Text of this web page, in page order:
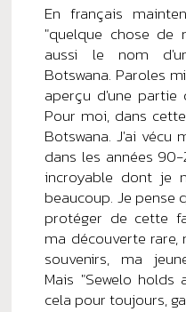
En français
"quelque chose de
aussi le nom
Botswana. Paroles
aperçu d'une partie
Pour moi, dans
Botswana. J'ai vécu
dans les années
incroyable dont je
beaucoup. Je pense
protéger de cette
ma découverte
souvenirs, ma
Mais "Sewelo
cela pour toujours,